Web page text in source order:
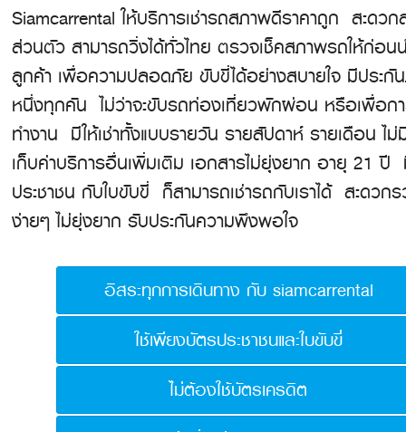
Siamcarrental ให้บริการเช่ารถสภาพดีราคาถูก สะดวก
ส่วนตัว สามารถวิ่งได้ทั่วไทย ตรวจเช็คสภาพรถให้ก่อน
ลูกค้า เพื่อความปลอดภัย ขับขี่ได้อย่างสบายใจ มีประกั
หนึ่งทุกคัน ไม่ว่าจะขับรถท่องเที่ยวพักผ่อน หรือเพื่อก
ทำงาน มีให้เช่าทั้งแบบรายวัน รายสัปดาห์ รายเดือน ไม่
เก็บค่าบริการอื่นเพิ่มเติม เอกสารไม่ยุ่งยาก อายุ 21
ประชาชน กับใบขับขี่ ก็สามารถเช่ารถกับเราได้ สะดวกร
ง่ายๆ ไม่ยุ่งยาก รับประกันความพึงพอใจ
อิสระทุกการเดินทาง กับ siamcarrental
ใช้เพียงบัตรประชาชนและใบขับขี่
ไม่ต้องใช้บัตรเครดิต